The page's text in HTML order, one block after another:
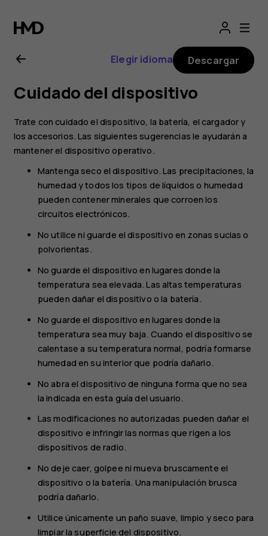
Guía
del
usuario
del
Nokia
225
4G
(2024)
Elegir idioma Descargar
Cuidado del dispositivo
Trate con cuidado el dispositivo, la batería, el cargador y
los accesorios. Las siguientes sugerencias le ayudarán a
mantener el dispositivo operativo.
Mantenga seco el dispositivo. Las precipitaciones, la
humedad y todos los tipos de líquidos o humedad
pueden contener minerales que corroen los
circuitos electrónicos.
No utilice ni guarde el dispositivo en zonas sucias o
polvorientas.
No guarde el dispositivo en lugares donde la
temperatura sea elevada. Las altas temperaturas
pueden dañar el dispositivo o la batería.
No guarde el dispositivo en lugares donde la
temperatura sea muy baja. Cuando el dispositivo se
calentase a su temperatura normal, podría formarse
humedad en su interior que podría dañarlo.
No abra el dispositivo de ninguna forma que no sea
la indicada en esta guía del usuario.
Las modificaciones no autorizadas pueden dañar el
dispositivo e infringir las normas que rigen a los
dispositivos de radio.
No deje caer, golpee ni mueva bruscamente el
dispositivo o la batería. Una manipulación brusca
podría dañarlo.
Utilice únicamente un paño suave, limpio y seco para
limpiar la superficie del dispositivo.